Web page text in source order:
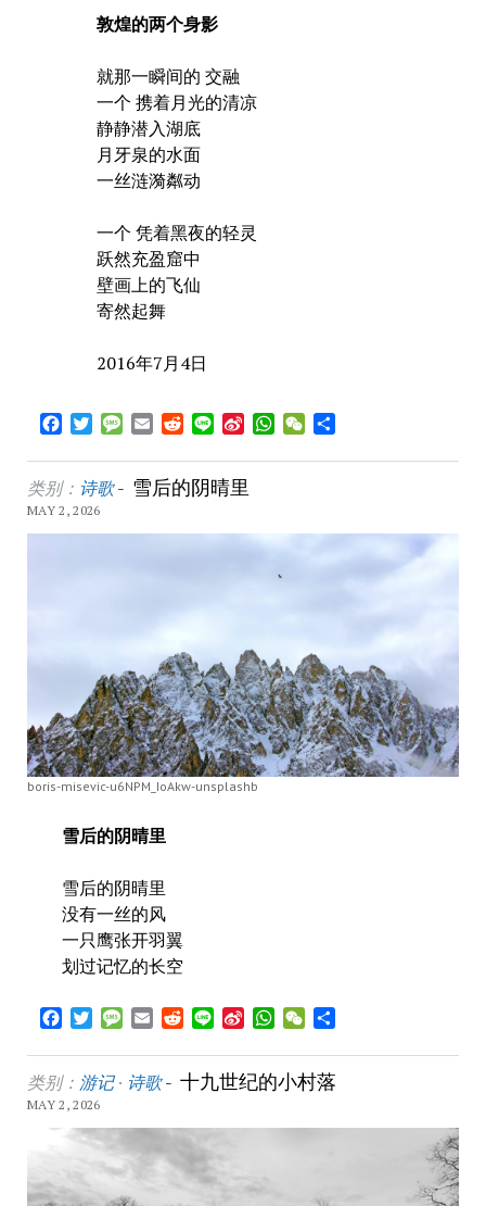
敦煌的两个身影
就那一瞬间的 交融
一个 携着月光的清凉
静静潜入湖底
月牙泉的水面
一丝涟漪粼动
一个 凭着黑夜的轻灵
跃然充盈窟中
壁画上的飞仙
寄然起舞
2016年7月4日
Facebook
TwitterMessageEmailRedditLine Sina WhatsApp
WeChat
类别： 诗歌- 雪后的阴晴里
MAY 2, 2026
boris-misevic-u6NPM_IoAkw-unsplashb
雪后的阴晴里
雪后的阴晴里
没有一丝的风
一只鹰张开羽翼
划过记忆的长空
Facebook
TwitterMessageEmailRedditLine Sina WhatsApp
WeChat
类别： 游记· 诗歌- 十九世纪的小村落
MAY 2, 2026